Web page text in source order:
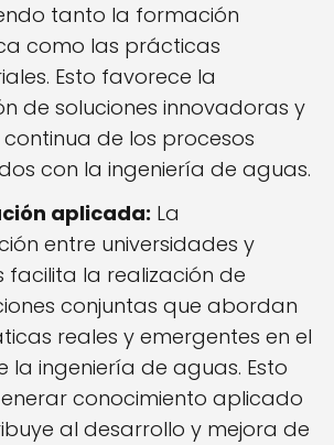
tanto la formación
como las prácticas
Esto favorece la
de soluciones innovadoras y
de los procesos
con la ingeniería de aguas.
aplicada: La
entre universidades y
facilita la realización de
conjuntas que abordan
reales y emergentes en el
la ingeniería de aguas. Esto
conocimiento aplicado
al desarrollo y mejora de